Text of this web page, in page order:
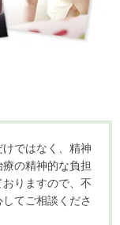
ではなく、精神
の精神的な負担
りますので、不
てご相談くださ